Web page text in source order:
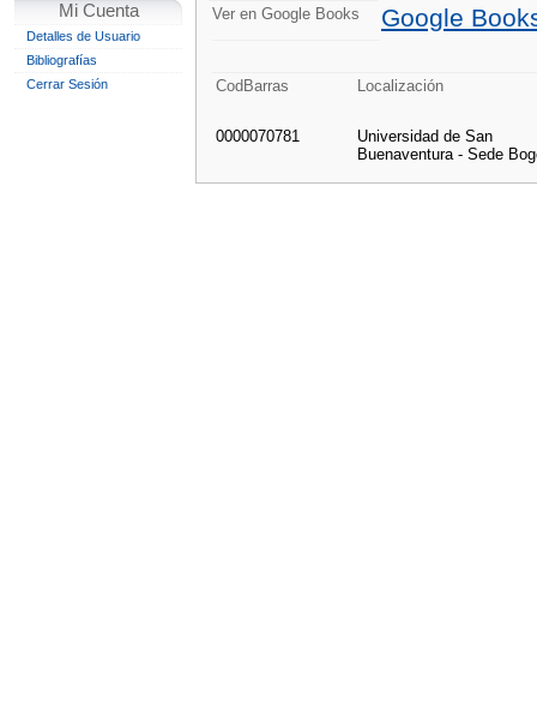
Mi Cuenta
Detalles de Usuario
Bibliografías
Cerrar Sesión
Ver en Google Books Google
CodBarras Localización
0000070781
Universidad de San
Buenaventura - Sede